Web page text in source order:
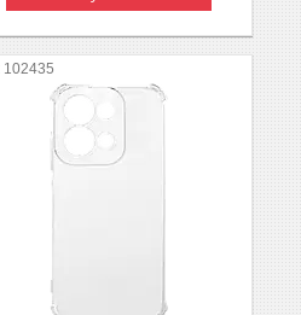
102435